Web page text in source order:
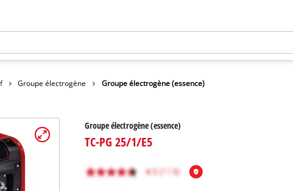
Groupe électrogène Groupe électrogène (essence)
Groupe électrogène (essence)
TC-PG 25/1/E5